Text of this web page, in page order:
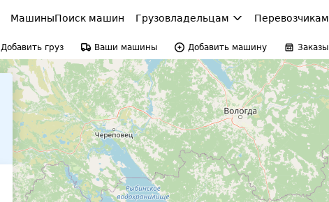
МашиныПоиск машин Грузовладельцам Перевозчикам
Добавить груз Ваши машины Добавить машину Заказы